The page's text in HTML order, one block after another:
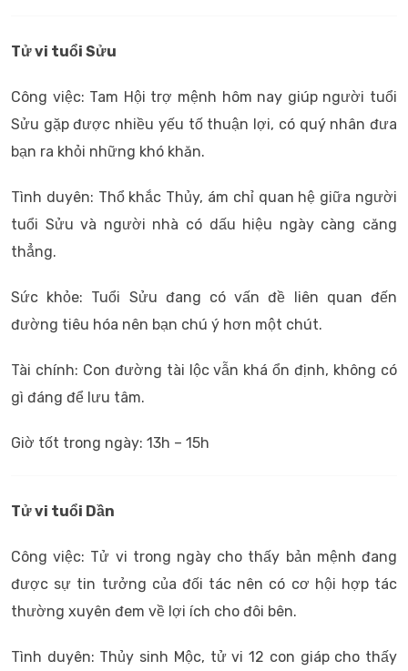
Tử vi tuổi Sửu
Công việc: Tam Hội trợ mệnh hôm nay giúp người tuổi
Sửu gặp được nhiều yếu tố thuận lợi, có quý nhân đưa
bạn ra khỏi những khó khăn.
Tình duyên: Thổ khắc Thủy, ám chỉ quan hệ giữa người
tuổi Sửu và người nhà có dấu hiệu ngày càng căng
thẳng.
Sức khỏe: Tuổi Sửu đang có vấn đề liên quan đến
đường tiêu hóa nên bạn chú ý hơn một chút.
Tài chính: Con đường tài lộc vẫn khá ổn định, không có
gì đáng để lưu tâm.
Giờ tốt trong ngày: 13h – 15h
Tử vi tuổi Dần
Công việc: Tử vi trong ngày cho thấy bản mệnh đang
được sự tin tưởng của đối tác nên có cơ hội hợp tác
thường xuyên đem về lợi ích cho đôi bên.
Tình duyên: Thủy sinh Mộc, tử vi 12 con giáp cho thấy